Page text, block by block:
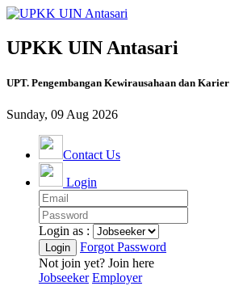
UPKK UIN Antasari
UPT. Pengembangan Kewirausahaan dan Karier
Sunday, 09 Aug 2026
Contact Us
Login
Login as :
Forgot Password
Not join yet? Join here
Jobseeker Employer